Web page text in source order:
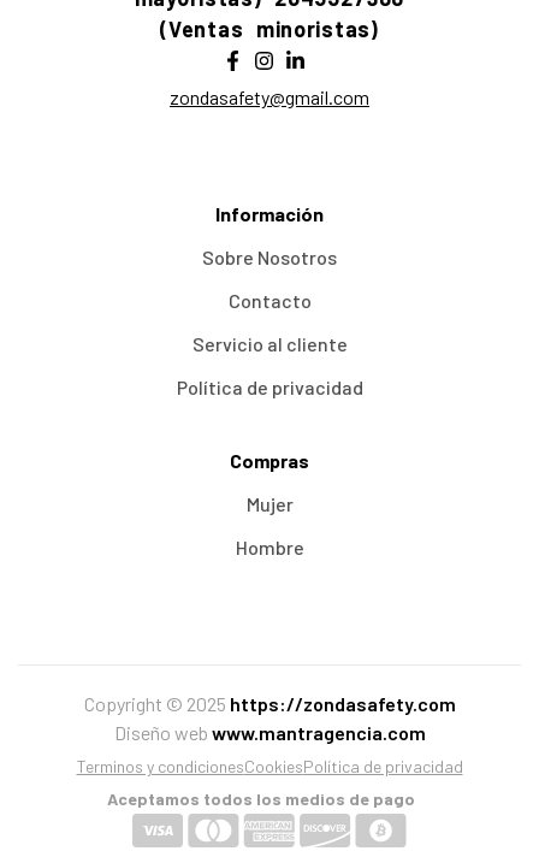
(Ventas minoristas)
zondasafety@gmail.com
Información
Sobre Nosotros
Contacto
Servicio al cliente
Política de privacidad
Compras
Mujer
Hombre
Copyright © 2025 https://zondasafety.com
Diseño web www.mantragencia.com
Terminos y condicionesCookiesPolítica de privacidad
Aceptamos todos los medios de pago